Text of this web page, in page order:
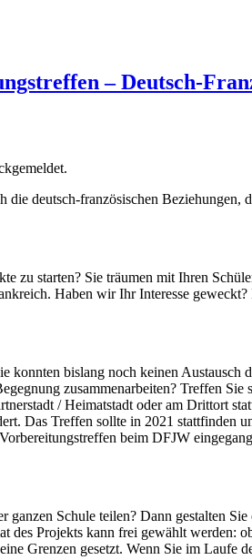
– Deutsch-
deutsch-französischen Beziehungen,
zu starten? Sie träumen mit Ihren
Haben wir Ihr Interesse
konnten bislang noch keinen Austausch
zusammenarbeiten? Treffen
/ Heimatstadt oder am Drittort
Das Treffen sollte in 2021 stattfinden
beim DFJW
Schule teilen? Dann gestalten
des Projekts kann frei gewählt werden:
Grenzen gesetzt. Wenn Sie im Laufe